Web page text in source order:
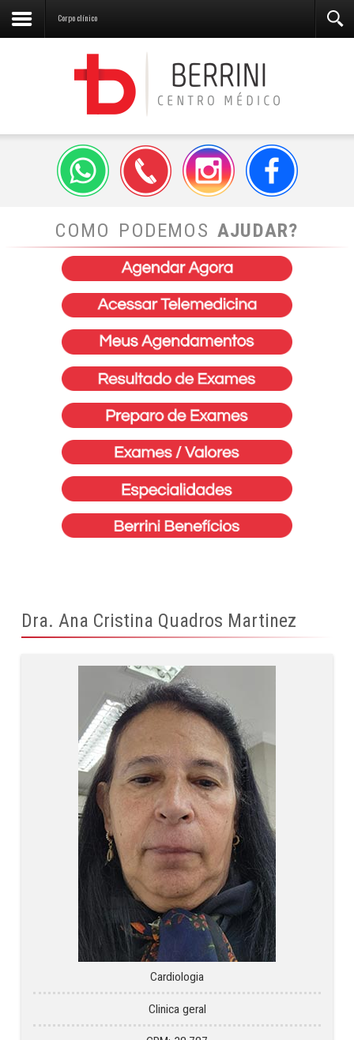
Corpo clínico
COMO PODEMOS AJUDAR?
Dra. Ana Cristina Quadros Martinez
Cardiologia
Clinica geral